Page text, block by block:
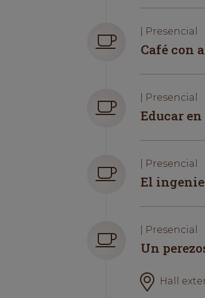
| Presencial
Café con
| Presencial
Educar
| Presencial
El
| Presencial
Un
Hall